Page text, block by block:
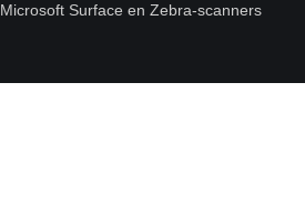
Surface en Zebra-scanners